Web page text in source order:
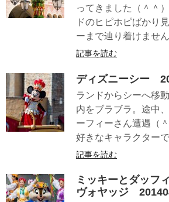
ってきました（＾＾
ドのヒピホピばかり
ーまで辿り着けませ
記事を読む
ディズニーシー
ランドからシーへ移
内をブラブラ。途中
ーフィーさん遭遇（
好きなキャラクター
記事を読む
ミッキーとダッフ
ヴォヤッジ